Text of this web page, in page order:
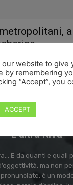
L'altra Riva
E da quanti e
ma non
è un
our website to give
by remembering
“Accept”, you
ACCEPT